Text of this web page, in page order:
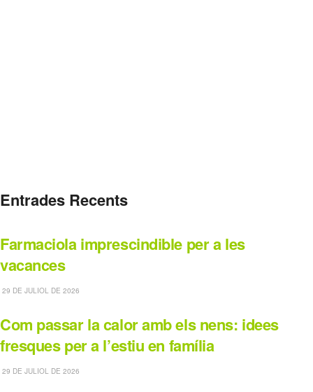
Entrades Recents
Farmaciola imprescindible per a les
vacances
29 DE JULIOL DE 2026
Com passar la calor amb els nens: idees
fresques per a l’estiu en família
29 DE JULIOL DE 2026